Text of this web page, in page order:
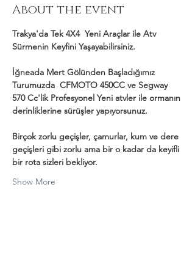
About the event
Trakya'da Tek 4X4  Yeni Araçlar ile Atv
Sürmenin Keyfini Yaşayabilirsiniz.
İğneada Mert Gölünden Başladığımız
Turumuzda  CFMOTO 450CC ve Segway
570 Cc'lik Profesyonel Yeni atvler ile ormanın
derinliklerine sürüşler yapıyorsunuz.
Birçok zorlu geçişler, çamurlar, kum ve dere
geçişleri gibi zorlu ama bir o kadar da keyifli
bir rota sizleri bekliyor.
Show More